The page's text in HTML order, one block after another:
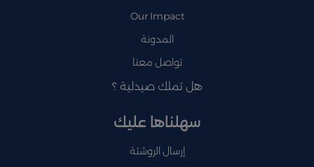
Our Impact
المدونة
تواصل معنا
هل تملك صيدلية ؟
سهلناها عليك
إرسال الروشتة